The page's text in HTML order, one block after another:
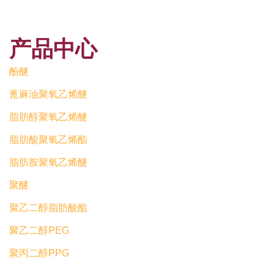
产品中心
酚醚
蓖麻油聚氧乙烯醚
脂肪醇聚氧乙烯醚
脂肪酸聚氧乙烯酯
脂肪胺聚氧乙烯醚
聚醚
聚乙二醇脂肪酸酯
聚乙二醇PEG
聚丙二醇PPG